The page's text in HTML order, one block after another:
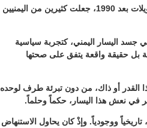
فما لاقاه أبو يمن بُعيد فقد الحزب الاشتراكي للسلطة، في مقابل ويلات بعد 1990، جعلت كثيرين من اليمنيين
النجلاء في جسد اليسار اليمني، كتجربة سياسية
بل حقيقة واقعة يتفق على صحتها
القدر أو ذاك، من دون تبرئة طرف لوحده
ووجودياً. وإذْ كان يحاول الاستنهاض